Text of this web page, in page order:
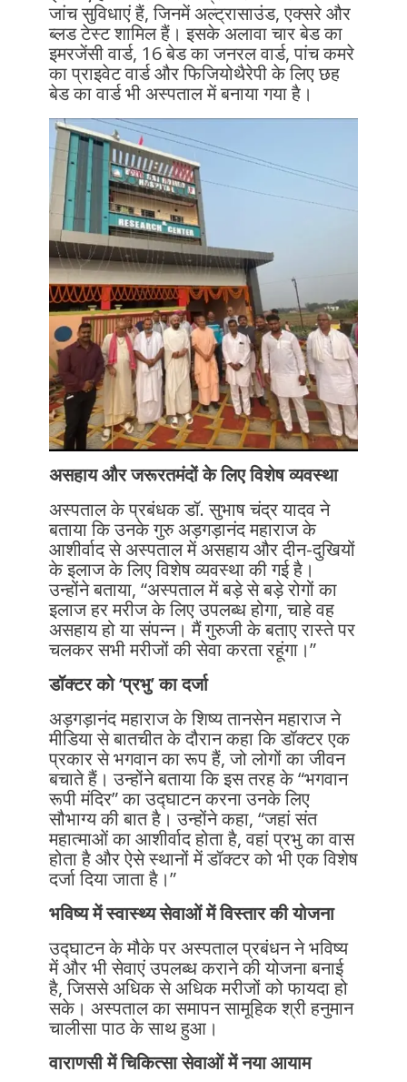
जांच सुविधाएं हैं, जिनमें अल्ट्रासाउंड, एक्सरे और
ब्लड टेस्ट शामिल हैं। इसके अलावा चार बेड का
इमरजेंसी वार्ड, 16 बेड का जनरल वार्ड, पांच कमरे
का प्राइवेट वार्ड और फिजियोथैरेपी के लिए छह
बेड का वार्ड भी अस्पताल में बनाया गया है।
असहाय और जरूरतमंदों के लिए विशेष व्यवस्था
अस्पताल के प्रबंधक डॉ. सुभाष चंद्र यादव ने
बताया कि उनके गुरु अड़गड़ानंद महाराज के
आशीर्वाद से अस्पताल में असहाय और दीन-दुखियों
के इलाज के लिए विशेष व्यवस्था की गई है।
उन्होंने बताया, “अस्पताल में बड़े से बड़े रोगों का
इलाज हर मरीज के लिए उपलब्ध होगा, चाहे वह
असहाय हो या संपन्न। मैं गुरुजी के बताए रास्ते पर
चलकर सभी मरीजों की सेवा करता रहूंगा।”
डॉक्टर को ‘प्रभु’ का दर्जा
अड़गड़ानंद महाराज के शिष्य तानसेन महाराज ने
मीडिया से बातचीत के दौरान कहा कि डॉक्टर एक
प्रकार से भगवान का रूप हैं, जो लोगों का जीवन
बचाते हैं। उन्होंने बताया कि इस तरह के “भगवान
रूपी मंदिर” का उद्घाटन करना उनके लिए
सौभाग्य की बात है। उन्होंने कहा, “जहां संत
महात्माओं का आशीर्वाद होता है, वहां प्रभु का वास
होता है और ऐसे स्थानों में डॉक्टर को भी एक विशेष
दर्जा दिया जाता है।”
भविष्य में स्वास्थ्य सेवाओं में विस्तार की योजना
उद्घाटन के मौके पर अस्पताल प्रबंधन ने भविष्य
में और भी सेवाएं उपलब्ध कराने की योजना बनाई
है, जिससे अधिक से अधिक मरीजों को फायदा हो
सके। अस्पताल का समापन सामूहिक श्री हनुमान
चालीसा पाठ के साथ हुआ।
वाराणसी में चिकित्सा सेवाओं में नया आयाम